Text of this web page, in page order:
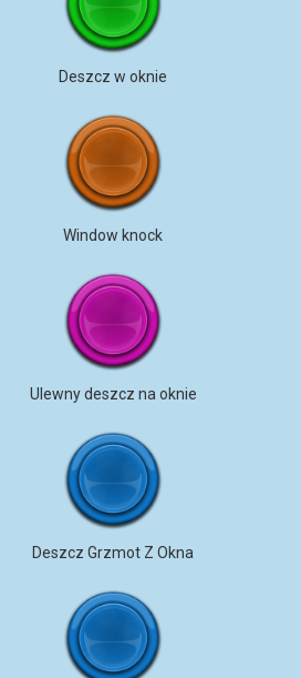
Deszcz w oknie
Window knock
Ulewny deszcz na oknie
Deszcz Grzmot Z Okna